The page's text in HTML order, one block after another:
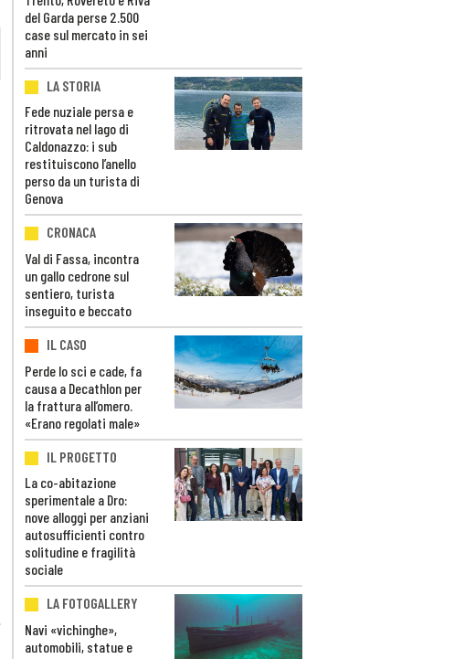
del Garda perse 2.500
case sul mercato in sei
anni
LA STORIA
Fede nuziale persa e
ritrovata nel lago di
Caldonazzo: i sub
restituiscono l’anello
perso da un turista di
Genova
CRONACA
Val di Fassa, incontra
un gallo cedrone sul
sentiero, turista
inseguito e beccato
IL CASO
Perde lo sci e cade, fa
causa a Decathlon per
la frattura all’omero.
«Erano regolati male»
IL PROGETTO
La co-abitazione
sperimentale a Dro:
nove alloggi per anziani
autosufficienti contro
solitudine e fragilità
sociale
LA FOTOGALLERY
Navi «vichinghe»,
automobili, statue e